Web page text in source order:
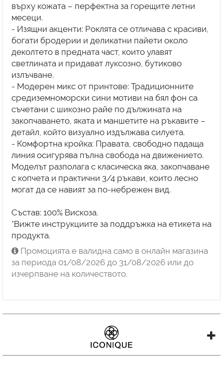
върху кожата – перфектна за горещите летни
месеци.
- Изящни акценти: Роклята се отличава с красиви,
богати бродерии и деликатни пайети около
деколтето в предната част, които улавят
светлината и придават луксозно, бутиково
излъчване.
- Модерен микс от принтове: Традиционните
средиземноморски сини мотиви на бял фон са
съчетани с шикозно райе по дължината на
закопчаването, яката и маншетите на ръкавите –
детайл, който визуално издължава силуета.
- Комфортна кройка: Правата, свободно падаща
линия осигурява пълна свобода на движението.
Моделът разполага с класическа яка, закопчаване
с копчета и практични 3/4 ръкави, които лесно
могат да се навият за по-небрежен вид.
Състав: 100% Вискоза.
*Вижте инструкциите за поддръжка на етикета на
продукта.
Промоцията е валидна само в онлайн магазина
за периода 01/08/2026 до 31/08/2026 или до
изчерпване на количеството.